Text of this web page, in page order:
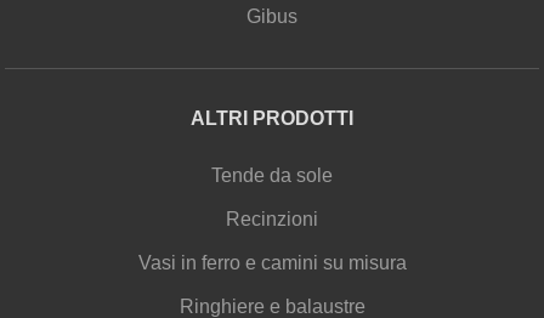
Gibus
ALTRI PRODOTTI
Tende da sole
Recinzioni
Vasi in ferro e camini su misura
Ringhiere e balaustre